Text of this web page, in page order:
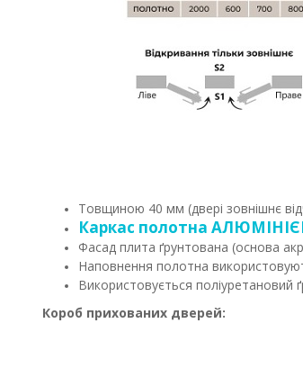
Товщиною 40 мм (двері зовнішнє
Каркас полотна
Фасад плита ґрунтована (основа
Наповнення полотна
Використовується поліуретановий
Короб прихованих дверей: